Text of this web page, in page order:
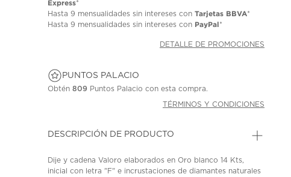
Express*
Hasta9 mensualidades sin intereses conTarjetas BBVA*
Hasta9 mensualidades sin intereses con PayPal*
DETALLE DE PROMOCIONES
PUNTOS PALACIO
Obtén809 Puntos Palacio con esta compra.
TÉRMINOS Y CONDICIONES
DESCRIPCIÓN DE PRODUCTO
Dije y cadena Valoro elaborados en Oro blanco 14 Kts,
inicial con letra "F" e incrustaciones de diamantes naturales